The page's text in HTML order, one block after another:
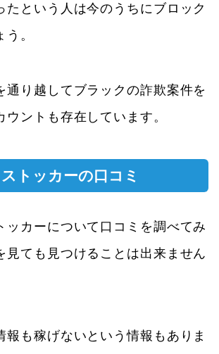
たという人は今のうちにブロック
。
通り越してブラックの詐欺案件を
ウントも存在しています。
トッカーの口コミ
ッカーについて口コミを調べてみ
見ても見つけることは出来ません
報も稼げないという情報もありま